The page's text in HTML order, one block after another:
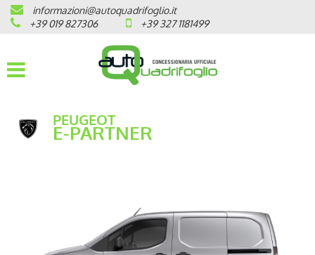
HOME
AZIENDA
OPEL
PRONTA CONSEGNA / KM 0
informazioni@autoquadrifoglio.it
+39 019 827306
+39 327 1181499
PEUGEOT
E-PARTNER